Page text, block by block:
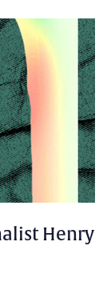
Henry